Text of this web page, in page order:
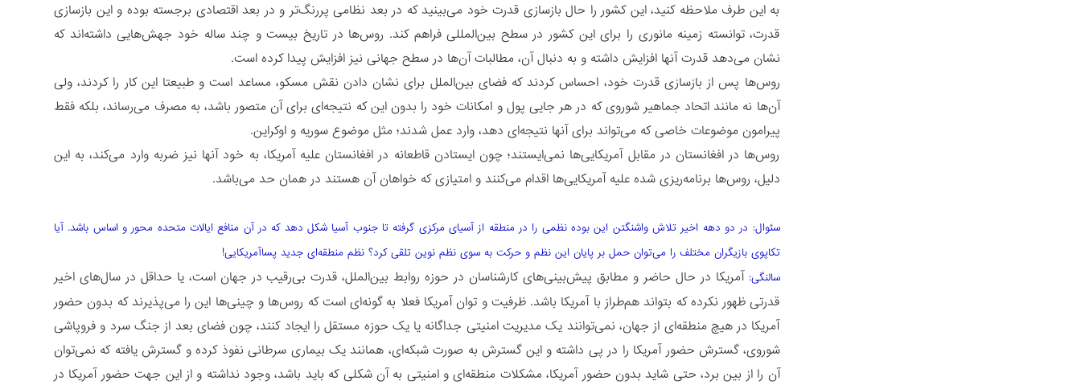
به این طرف ملاحظه کنید، این کشور را حال بازسازی قدرت خود می‌بینید که در بعد نظامی پررنگ‌تر و در بعد اقتصادی برجسته بوده و این بازسازی
قدرت، توانسته زمینه مانوری را برای این کشور در سطح بین‌المللی فراهم کند. روس‌ها در تاریخ بیست و چند ساله خود جهش‌هایی داشته‌اند که
نشان می‌دهد قدرت‌ آنها افزایش داشته و به دنبال آن، مطالبات آن‌ها در سطح جهانی نیز افزایش پیدا کرده است.
روس‌ها پس از بازسازی قدرت خود، احساس کردند که فضای بین‌الملل برای نشان دادن نقش مسکو، مساعد است و طبیعتا این کار را کردند، ولی
آن‌ها نه مانند اتحاد جماهیر شوروی که در هر جایی پول و امکانات خود را بدون این ‌که نتیجه‌ای برای آن متصور باشد، به مصرف می‌رساند، بلکه فقط
پیرامون موضوعات خاصی که می‌تواند برای آنها نتیجه‌ای دهد، وارد عمل شدند؛ مثل موضوع سوریه و اوکراین.
روس‌ها در افغانستان در مقابل آمریکایی‌ها نمی‌‌ایستند؛ چون ایستادن قاطعانه در افغانستان علیه آمریکا، به خود آنها نیز ضربه وارد می‌کند، به این
دلیل، روس‌ها برنامه‌ریزی شده علیه آمریکایی‌ها اقدام می‌کنند و امتیازی که خواهان آن هستند در همان حد می‌باشد.
سئوال: در دو دهه اخیر تلاش واشنگتن این بوده نظمی را در منطقه از آسیای مرکزی گرفته تا جنوب آسیا شکل دهد که در آن منافع ایالات متحده محور و اساس باشد. آیا
تکاپوی بازیگران مختلف را می‌توان حمل بر پایان این نظم و حرکت به سوی نظم نوین تلقی کرد؟ نظم منطقه‌ای جدید پساآمریکایی!
سالنگی: آمریکا در حال حاضر و مطابق پیش‌بینی‌های کارشناسان در حوزه روابط بین‌الملل، قدرت بی‌رقیب در جهان است، یا حداقل در سال‌های اخیر
قدرتی ظهور نکرده که بتواند هم‌طراز با آمریکا باشد. ظرفیت و توان آمریکا فعلا به گونه‌ای است که روس‌ها و چینی‌ها این را می‌پذیرند که بدون حضور
آمریکا در هیچ منطقه‌ای از جهان، نمی‌توانند یک مدیریت امنیتی جداگانه یا یک حوزه مستقل را ایجاد کنند، چون فضای بعد از جنگ سرد و فروپاشی
شوروی، گسترش حضور آمریکا را در پی داشته و این گسترش به صورت شبکه‌ای، همانند یک بیماری سرطانی نفوذ کرده و گسترش یافته که نمی‌توان
آن‌ را از بین برد، حتی شاید بدون حضور آمریکا، مشکلات منطقه‌ای و امنیتی به آن شکلی که باید باشد، وجود نداشته و از این جهت حضور آمریکا در